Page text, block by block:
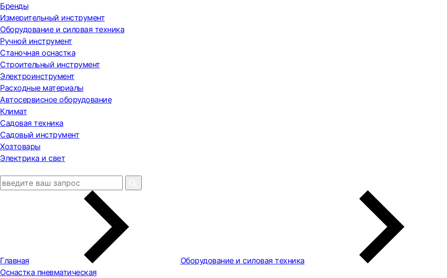
Бренды
Измерительный инструмент
Оборудование и силовая техника
Ручной инструмент
Станочная оснастка
Строительный инструмент
Электроинструмент
Расходные материалы
Автосервисное оборудование
Климат
Садовая техника
Садовый инструмент
Хозтовары
Электрика и свет
Главная Оборудование и силовая техника
Оснастка пневматическая